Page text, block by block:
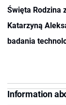
Święta Rodzina
Katarzyną
badania
Information